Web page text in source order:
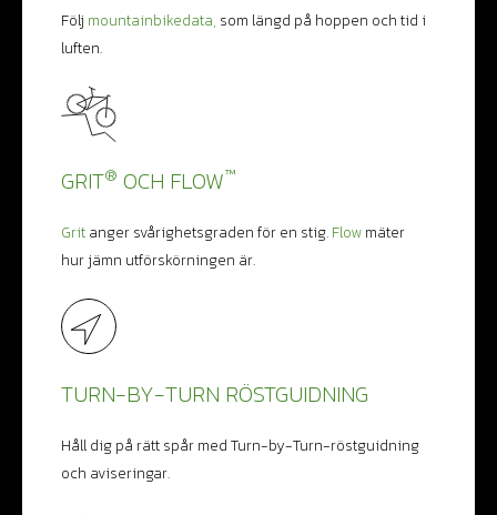
Följ mountainbikedata, som längd på hoppen och tid i
luften.
GRIT® OCH FLOW™
Grit anger svårighetsgraden för en stig. Flow mäter
hur jämn utförskörningen är.
TURN-BY-TURN RÖSTGUIDNING
Håll dig på rätt spår med Turn-by-Turn-röstguidning
och aviseringar.